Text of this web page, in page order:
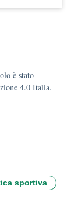
è stato
4.0 Italia.
sportiva